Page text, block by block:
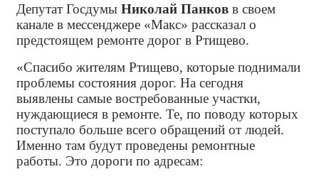
Депутат Госдумы Николай Панков в своем
канале в мессенджере «Макс» рассказал о
предстоящем ремонте дорог в Ртищево.
«Спасибо жителям Ртищево, которые поднимали
проблемы состояния дорог. На сегодня
выявлены самые востребованные участки,
нуждающиеся в ремонте. Те, по поводу которых
поступало больше всего обращений от людей.
Именно там будут проведены ремонтные
работы. Это дороги по адресам: